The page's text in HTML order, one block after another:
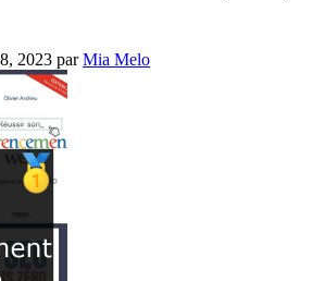
2023 parMia Melo